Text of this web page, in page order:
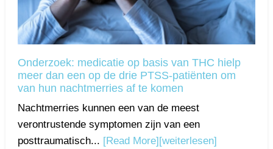
Onderzoek: medicatie op basis van THC hielp
meer dan een op de drie PTSS-patiënten om
van hun nachtmerries af te komen
Nachtmerries kunnen een van de meest
verontrustende symptomen zijn van een
posttraumatisch... [Read More] [weiterlesen]